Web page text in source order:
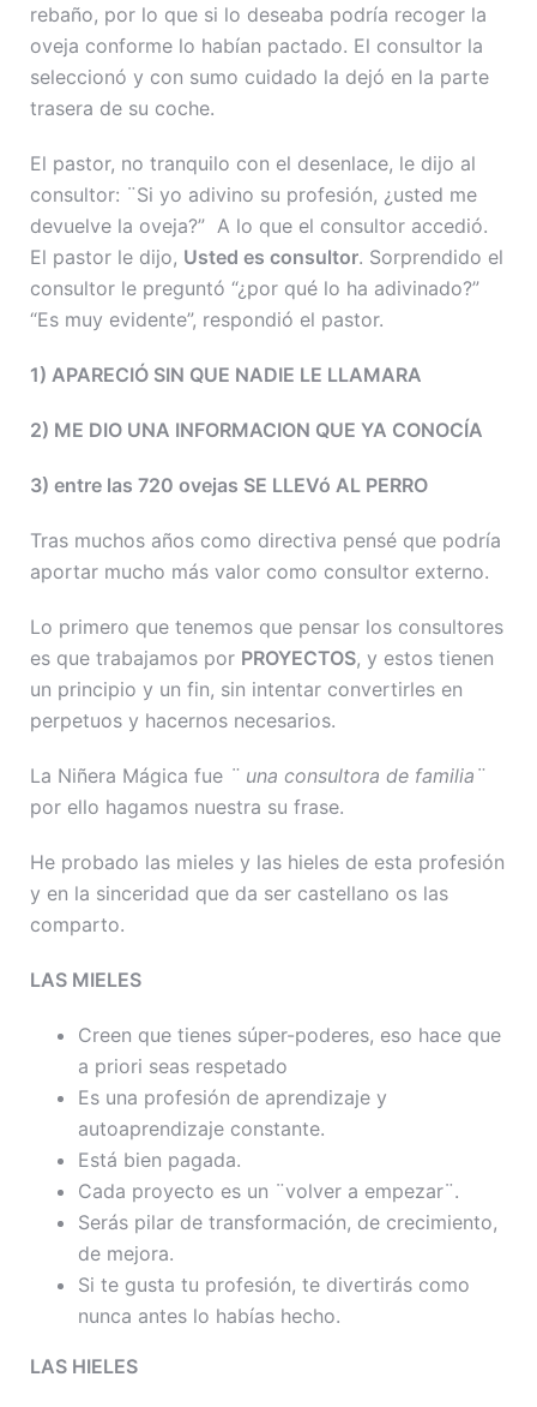
rebaño, por lo que si lo deseaba podría recoger la
oveja conforme lo habían pactado. El consultor la
seleccionó y con sumo cuidado la dejó en la parte
trasera de su coche.
El pastor, no tranquilo con el desenlace, le dijo al
consultor: ¨Si yo adivino su profesión, ¿usted me
devuelve la oveja?” A lo que el consultor accedió.
El pastor le dijo, Usted es consultor. Sorprendido el
consultor le preguntó “¿por qué lo ha adivinado?”
“Es muy evidente”, respondió el pastor.
1) APARECIÓ SIN QUE NADIE LE LLAMARA
2) ME DIO UNA INFORMACION QUE YA CONOCÍA
3) entre las 720 ovejas SE LLEVó AL PERRO
Tras muchos años como directiva pensé que podría
aportar mucho más valor como consultor externo.
Lo primero que tenemos que pensar los consultores
es que trabajamos por PROYECTOS, y estos tienen
un principio y un fin, sin intentar convertirles en
perpetuos y hacernos necesarios.
La Niñera Mágica fue ¨ una consultora de familia¨
por ello hagamos nuestra su frase.
He probado las mieles y las hieles de esta profesión
y en la sinceridad que da ser castellano os las
comparto.
LAS MIELES
Creen que tienes súper-poderes, eso hace que
a priori seas respetado
Es una profesión de aprendizaje y
autoaprendizaje constante.
Está bien pagada.
Cada proyecto es un ¨volver a empezar¨.
Serás pilar de transformación, de crecimiento,
de mejora.
Si te gusta tu profesión, te divertirás como
nunca antes lo habías hecho.
LAS HIELES